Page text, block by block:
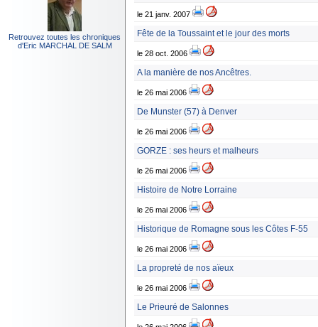
Retrouvez toutes les chroniques
d'Eric MARCHAL DE SALM
le 21 janv. 2007
Fête de la Toussaint et le jour des morts
le 28 oct. 2006
A la manière de nos Ancêtres.
le 26 mai 2006
De Munster (57) à Denver
le 26 mai 2006
GORZE : ses heurs et malheurs
le 26 mai 2006
Histoire de Notre Lorraine
le 26 mai 2006
Historique de Romagne sous les Côtes F-55
le 26 mai 2006
La propreté de nos aïeux
le 26 mai 2006
Le Prieuré de Salonnes